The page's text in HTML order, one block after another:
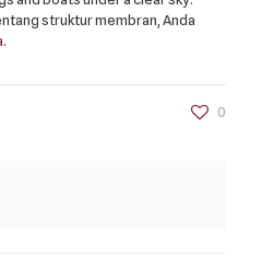
struktur membran, Anda
.
0